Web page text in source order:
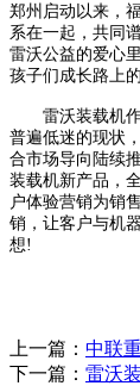
郑州启动以来，
系在一起，共同
雷沃公益的爱心
孩子们成长路上的
雷沃装载机作
普遍低迷的现状
合市场导向陆续
装载机新产品，
户体验营销为销
销，让客户与机
想!
上一篇： 中联
下一篇： 雷沃